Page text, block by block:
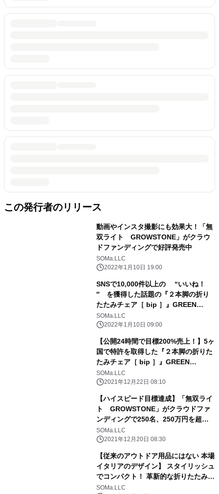
この発行者のリリース
動画やインスタ撮影にも効果大！「無
双ライト GROWSTONE」がクラウ
ドファンディングで好評発売中
SOMa.LLC
2022年1月10日 19:00
SNSで10,000件以上の “いいね！
″ を獲得した話題の『２本脚の折り
たたみチェア［ bip ］』GREEN
FUNDINGで大好評発売中！
SOMa.LLC
2022年1月10日 09:00
【公開24時間で目標200%売上！】5ヶ
国で特許を取得した『２本脚の折りた
たみチェア［ bip ］』GREEN
FUNDINGで大好評発売中！
SOMa.LLC
2021年12月22日 08:10
【ハイスピード目標達成】「無双ライ
ト GROWSTONE」がクラウドファ
ンディングで250名、250万円を超え
る支援を集め好評発売中
SOMa.LLC
2021年12月20日 08:30
【従来のアウトドア用品にはない 本場
イタリアのデザイン】 スタイリッシュ
でコンパクト！ 革新的な折りたたみイ
ス『BIP』
SOMa.LLC